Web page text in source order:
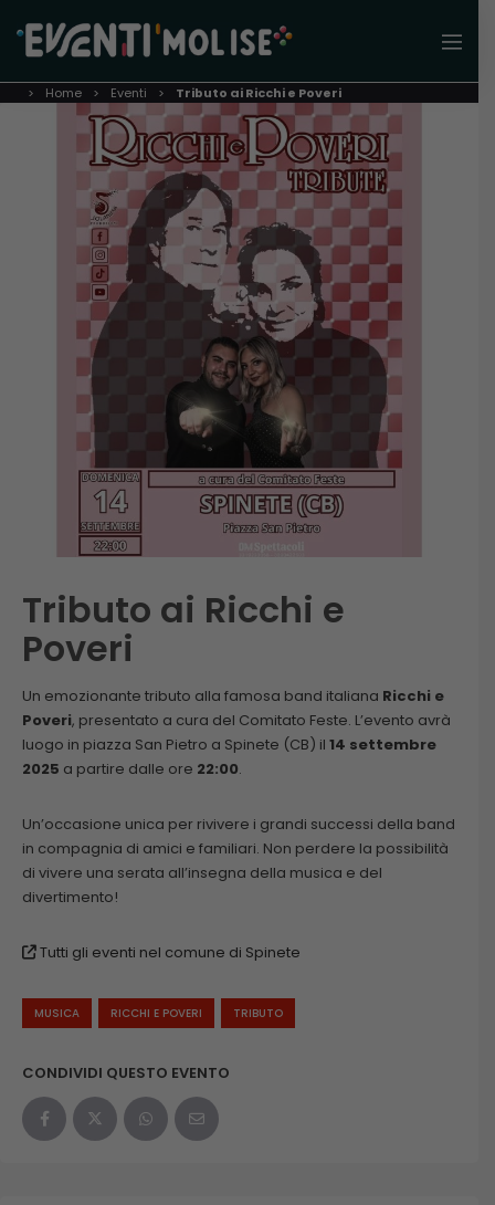
Home Eventi Tributo ai Ricchi e Poveri
Tributo ai Ricchi e
Poveri
Un emozionante tributo alla famosa band italiana Ricchi e
Poveri, presentato a cura del Comitato Feste. L’evento avrà
luogo in piazza San Pietro a Spinete (CB) il 14 settembre
2025 a partire dalle ore 22:00.
Un’occasione unica per rivivere i grandi successi della band
in compagnia di amici e familiari. Non perdere la possibilità
di vivere una serata all’insegna della musica e del
divertimento!
Tutti gli eventi nel comune di Spinete
MUSICA RICCHI E POVERI TRIBUTO
CONDIVIDI QUESTO EVENTO